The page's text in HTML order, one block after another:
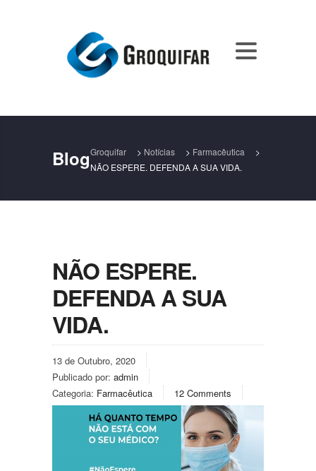
BlogGroquifar > Notícias > Farmacêutica
>
NÃO ESPERE. DEFENDA A SUA VIDA.
NÃO ESPERE.
DEFENDA A SUA
VIDA.
13 de Outubro, 2020
Publicado por: admin
Categoria: Farmacêutica 12 Comments